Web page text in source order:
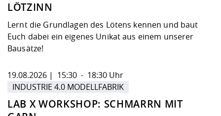
LÖTZINN
Lernt die Grundlagen des Lötens kennen und baut
Euch dabei ein eigenes Unikat aus einem unserer
Bausätze!
LAB X WORKSHOP: SCHMARRN MIT
19.08.2026 | 15:30 - 18:30 Uhr
INDUSTRIE 4.0 MODELLFABRIK